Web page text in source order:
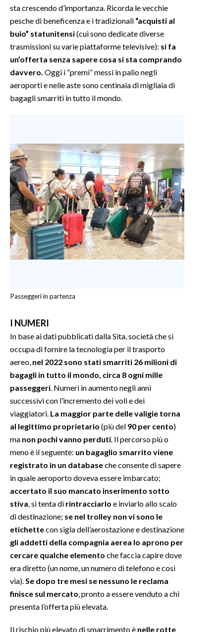
sta crescendo d’importanza. Ricorda le vecchie
pesche di beneficenza e i tradizionali “acquisti al
buio” statunitensi(cui sono dedicate diverse
trasmissioni su varie piattaforme televisive): si fa
un’offerta senza sapere cosa si sta comprando
davvero. Oggi i “premi” messi in palio negli
aeroporti e nelle aste sono centinaia di migliaia di
bagagli smarriti in tutto il mondo.
Passeggeri in partenza
I NUMERI
In base ai dati pubblicati dalla Sita, società che si
occupa di fornire la tecnologia per il trasporto
aereo, nel 2022 sono stati smarriti 26 milioni di
bagagli in tutto il mondo, circa 8 ogni mille
passeggeri . Numeri in aumento negli anni
successivi con l’incremento dei voli e dei
viaggiatori. La maggior parte delle valigie torna
al legittimo proprietario (più del 90 per cento)
ma non pochi vanno perduti . Il percorso più o
meno è il seguente: un bagaglio smarrito viene
registrato in un databaseche consente di sapere
in quale aeroporto doveva essere imbarcato;
accertato il suo mancato inserimento sotto
stiva , si tenta di rintracciarlo e inviarlo allo scalo
di destinazione; se nel trolley non vi sono le
etichettecon sigla dell’aerostazione e destinazione
gli addetti della compagnia aerea lo aprono per
cercare qualche elemento che faccia capire dove
era diretto (un nome, un numero di telefono e così
via). Se dopo tre mesi se nessuno le reclama
finisce sul mercato , pronto a essere venduto a chi
presenta l’offerta più elevata.
Il rischio più elevato di smarrimento è nelle rotte